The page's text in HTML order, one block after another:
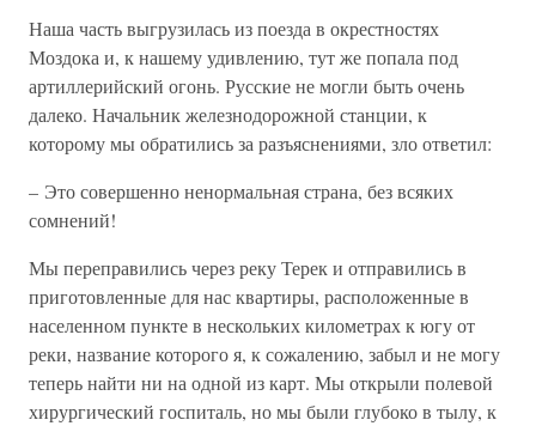
Наша часть выгрузилась из поезда в окрестностях
Моздока и, к нашему удивлению, тут же попала под
артиллерийский огонь. Русские не могли быть очень
далеко. Начальник железнодорожной станции, к
которому мы обратились за разъяснениями, зло ответил:
– Это совершенно ненормальная страна, без всяких
сомнений!
Мы переправились через реку Терек и отправились в
приготовленные для нас квартиры, расположенные в
населенном пункте в нескольких километрах к югу от
реки, название которого я, к сожалению, забыл и не могу
теперь найти ни на одной из карт. Мы открыли полевой
хирургический госпиталь, но мы были глубоко в тылу, к